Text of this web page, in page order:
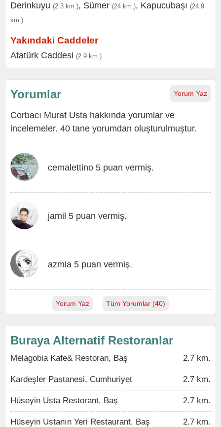
Derinkuyu (2.3 km.), Sümer (24 km.), Kapucubaşı (24.9
km.)
Yakındaki Caddeler
Atatürk Caddesi (2.9 km.)
Yorum Yaz
Yorumlar
Corbacı Murat Usta hakkında yorumlar ve
incelemeler. 40 tane yorumdan oluşturulmuştur.
cemalettino 5 puan vermiş.
jamil 5 puan vermiş.
azmia 5 puan vermiş.
Yorum Yaz Tüm Yorumlar (40)
Buraya Alternatif Restoranlar
Melagobia Kafe& Restoran, Baş 2.7 km.
Kardeşler Pastanesi, Cumhuriyet 2.7 km.
Hüseyin Usta Restorant, Baş 2.7 km.
Hüseyin Ustanın Yeri Restaurant, Baş 2.7 km.